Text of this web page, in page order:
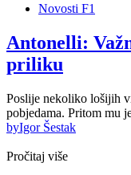
Novosti F1
Antonelli:
priliku
Poslije nekoliko lošijih
pobjedama. Pritom mu
byIgor Šestak
Pročitaj više